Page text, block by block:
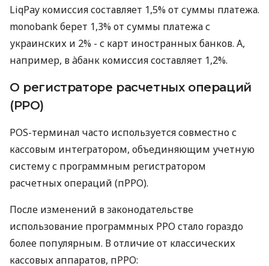
LiqPay комиссия составляет 1,5% от суммы платежа.
monobank берет 1,3% от суммы платежа с
украинских и 2% - с карт иностранных банков. А,
например, в àбанк комиссия составляет 1,2%.
О регистраторе расчетных операций
(РРО)
POS-терминал часто используется совместно с
кассовым интегратором, объединяющим учетную
систему с программным регистратором
расчетных операций (пРРО).
После изменений в законодательстве
использование программных РРО стало гораздо
более популярным. В отличие от классических
кассовых аппаратов, пРРО: